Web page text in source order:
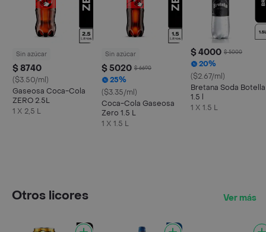
Sin azúcar
$ 8740
($3.50/ml)
Gaseosa Coca-Cola
ZERO 2.5L
1 X 2,5 L
Sin azúcar
$ 5020 $ 6690
25%
($3.35/ml)
Coca-Cola Gaseosa
Zero 1.5 L
1 X 1.5 L
$ 4000 $ 5000
20%
($2.67/ml)
Bretana Soda Botella
1.5 l
1 X 1.5 L
Otros licores Ver más